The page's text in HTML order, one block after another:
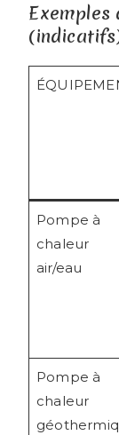
Exemples
Pompe à
chaleur
air/eau
Pompe à
chaleur